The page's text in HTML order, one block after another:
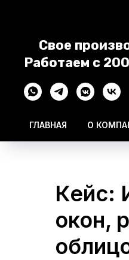
Свое
Работаем с
ГЛАВНАЯ О
Кейс:
окон,